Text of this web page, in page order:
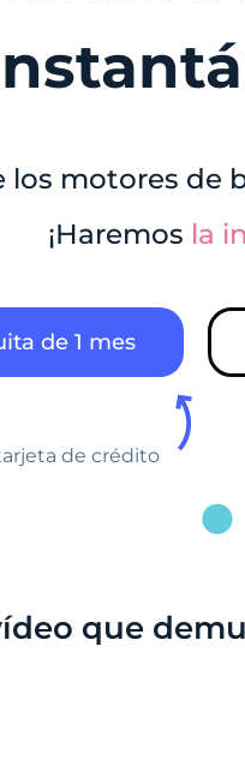
motores de
¡Haremos la
de 1 mes
de crédito
que